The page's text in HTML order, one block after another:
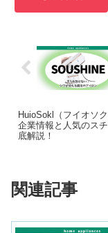
HuioSokl（フイオソ
企業情報と人気のス
底解説！
関連記事